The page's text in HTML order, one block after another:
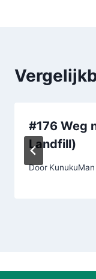
#176 Weg
Landfill)
Door KunukuMan